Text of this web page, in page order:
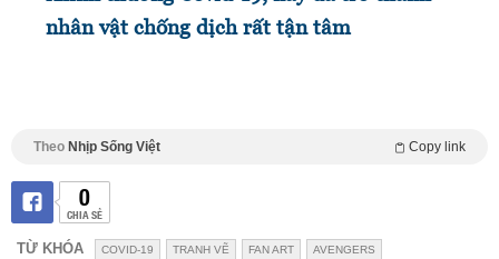
nhân vật chống dịch rất tận tâm
Theo Nhịp Sống Việt Copy link
0
CHIA SẺ
TỪ KHÓA COVID-19 TRANH VẼ FAN ART AVENGERS